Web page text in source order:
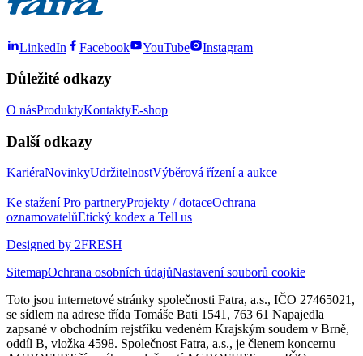
LinkedIn Facebook YouTube Instagram
Důležité odkazy
O násProduktyKontaktyE-shop
Další odkazy
KariéraNovinkyUdržitelnostVýběrová řízení a aukce
Ke staženíPro partneryProjekty / dotaceOchrana
oznamovatelůEtický kodex a Tell us
Designed by 2FRESH
SitemapOchrana osobních údajůNastavení souborů cookie
Toto jsou internetové stránky společnosti Fatra, a.s., IČO 27465021,
se sídlem na adrese třída Tomáše Bati 1541, 763 61 Napajedla
zapsané v obchodním rejstříku vedeném Krajským soudem v Brně,
oddíl B, vložka 4598. Společnost Fatra, a.s., je členem koncernu